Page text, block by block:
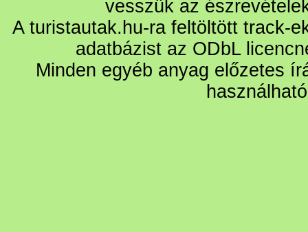
vesszük az
A turistautak.hu-ra feltöltött track-
adatbázist az ODbL
Minden egyéb anyag előzetes